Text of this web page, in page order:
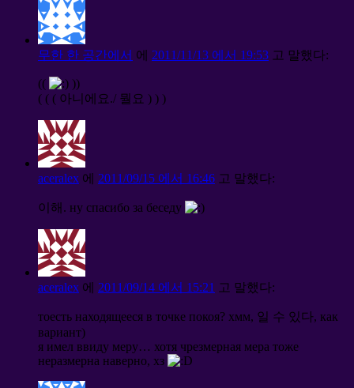
무한 한 공간에서 에 2011/11/13 에서 19:53 고 말했다:
((
))
( ( ( 아니에요./ 뭘요 ) ) )
aceralex 에 2011/09/15 에서 16:46 고 말했다:
이해. ну спасибо за беседу
aceralex 에 2011/09/14 에서 15:21 고 말했다:
тоесть находящееся в точке покоя? хмм, 일 수 있다, как
вариант)
я имел ввиду меру… хотя чрезмерная мера тоже
неразмерна наверно, хз